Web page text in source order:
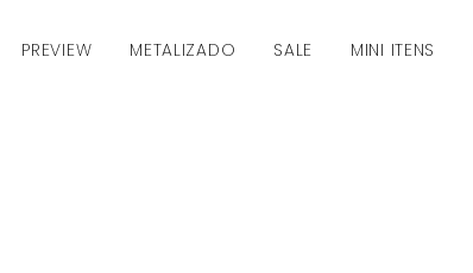
PREVIEW METALIZADO SALE MINI ITENS